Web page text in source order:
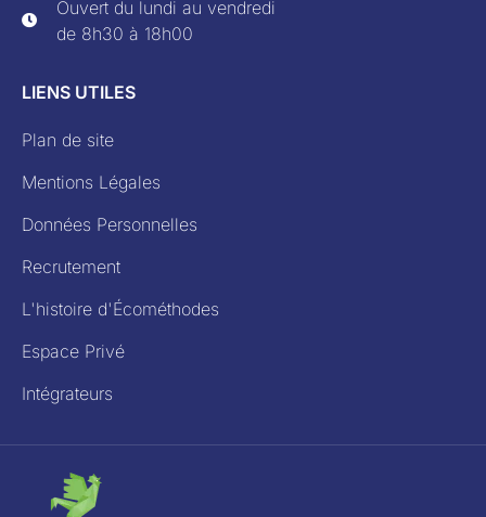
Ouvert du lundi au vendredi
de 8h30 à 18h00
LIENS UTILES
Plan de site
Mentions Légales
Données Personnelles
Recrutement
L'histoire d'Écométhodes
Espace Privé
Intégrateurs